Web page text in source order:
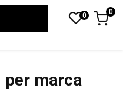
0 0
per marca